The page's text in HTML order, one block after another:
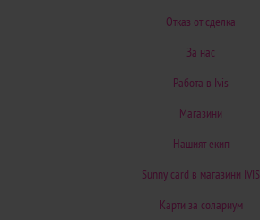
Отказ от сделка
За нас
Работа в Ivis
Магазини
Нашият екип
Sunny card в магазини IVIS
Карти за солариум